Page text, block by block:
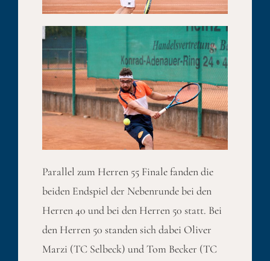
Parallel zum Herren 55 Finale fanden die
beiden Endspiel der Nebenrunde bei den
Herren 40 und bei den Herren 50 statt. Bei
den Herren 50 standen sich dabei Oliver
Marzi (TC Selbeck) und Tom Becker (TC